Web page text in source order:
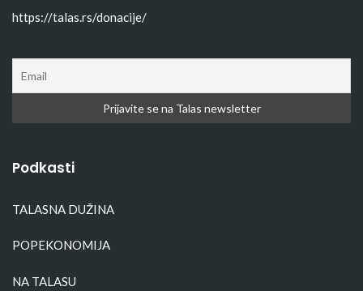
https://talas.rs/donacije/
Podkasti
TALASNA DUŽINA
POPEKONOMIJA
NA TALASU